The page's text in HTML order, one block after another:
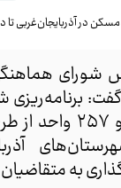
شورای
گفت:
امسال ۶ هزار و
به